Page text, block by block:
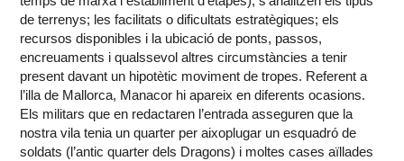
de terrenys; les facilitats o dificultats estratègiques; els
recursos disponibles i la ubicació de ponts, passos,
encreuaments i qualssevol altres circumstàncies a tenir
present davant un hipotètic moviment de tropes. Referent a
l’illa de Mallorca, Manacor hi apareix en diferents ocasions.
Els militars que en redactaren l’entrada asseguren que la
nostra vila tenia un quarter per aixoplugar un esquadró de
soldats (l’antic quarter dels Dragons) i moltes cases aïllades